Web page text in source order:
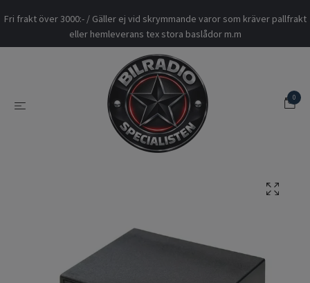
Fri frakt över 3000:- / Gäller ej vid skrymmande varor som kräver pallfrakt
eller hemleverans tex stora baslådor m.m
0